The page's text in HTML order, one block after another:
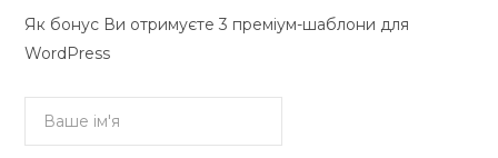
Як бонус Ви отримуєте 3 преміум-шаблони для
WordPress